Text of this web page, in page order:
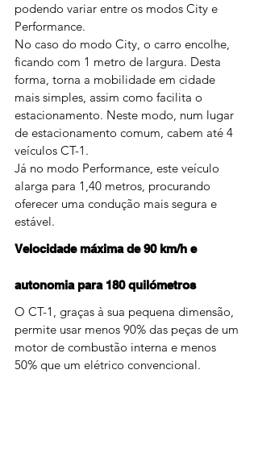
podendo variar entre os modos City e
Performance.
No caso do modo City, o carro encolhe,
ficando com 1 metro de largura. Desta
forma, torna a mobilidade em cidade
mais simples, assim como facilita o
estacionamento. Neste modo, num lugar
de estacionamento comum, cabem até 4
veículos CT-1.
Já no modo Performance, este veículo
alarga para 1,40 metros, procurando
oferecer uma condução mais segura e
estável.
Velocidade máxima de 90 km/h e
autonomia para 180 quilómetros
O CT-1, graças à sua pequena dimensão,
permite usar menos 90% das peças de um
motor de combustão interna e menos
50% que um elétrico convencional.